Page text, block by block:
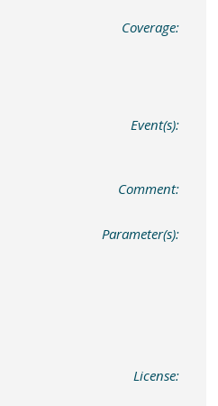
Coverage:
Event(s):
Comment:
Parameter(s):
License: